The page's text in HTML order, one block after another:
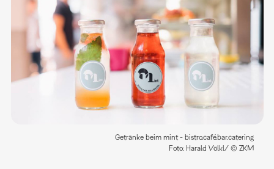
Getränke beim mint - bistro.café.bar.catering
Foto: Harald Völkl/ © ZKM